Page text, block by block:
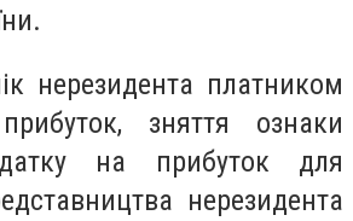
нерезидента платником
зняття ознаки
на прибуток для
нерезидента